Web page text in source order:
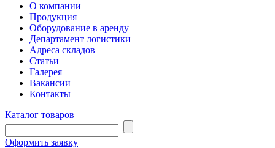
О компании
Продукция
Оборудование в аренду
Департамент логистики
Адреса складов
Статьи
Галерея
Вакансии
Контакты
Каталог товаров
Оформить заявку